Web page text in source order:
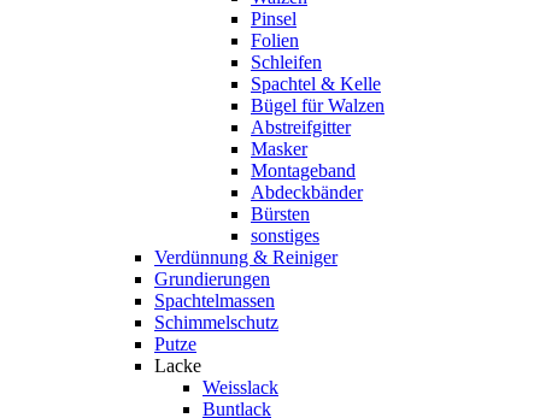
Pinsel
Folien
Schleifen
Spachtel & Kelle
Bügel für Walzen
Abstreifgitter
Masker
Montageband
Abdeckbänder
Bürsten
sonstiges
Verdünnung & Reiniger
Grundierungen
Spachtelmassen
Schimmelschutz
Putze
Lacke
Weisslack
Buntlack